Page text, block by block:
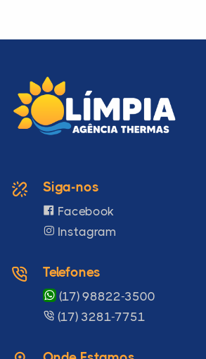
Siga-nos
Facebook
Instagram
Telefones
(17) 98822-3500
(17) 3281-7751